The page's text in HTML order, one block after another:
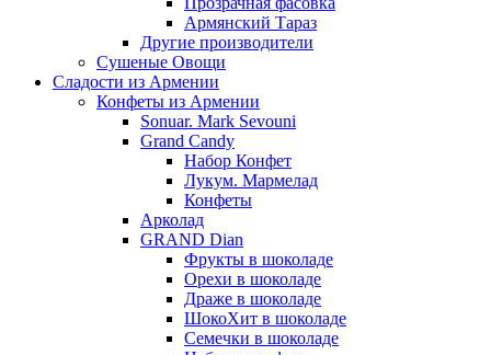
Армянский Тараз
Другие производители
Сушеные Овощи
Сладости из Армении
Конфеты из Армении
Sonuar. Mark Sevouni
Grand Candy
Набор Конфет
Лукум. Мармелад
Конфеты
Арколад
GRAND Dian
Фрукты в шоколаде
Орехи в шоколаде
Драже в шоколаде
ШокоХит в шоколаде
Семечки в шоколаде